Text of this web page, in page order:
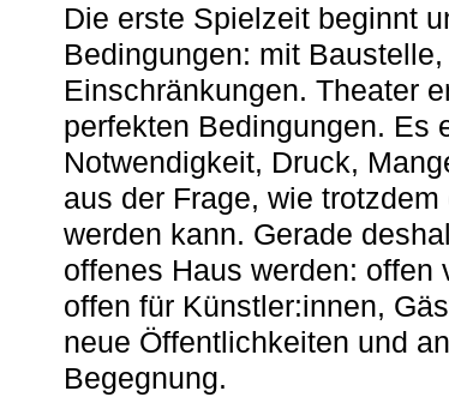
Die erste Spielzeit beginnt
Bedingungen: mit
Einschränkungen. Theater
perfekten Bedingungen. Es
Notwendigkeit, Druck,
aus der Frage, wie
werden kann. Gerade
offenes Haus werden: offen
offen für Künstler:innen,
neue Öffentlichkeiten und
Begegnung.